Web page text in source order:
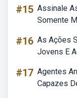
#15 Assinale
Somente
#16 As Ações
Jovens E
#17 Agentes
Capazes